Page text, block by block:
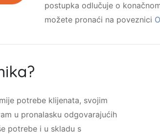
postupka odlučuje o
možete pronaći na poveznici
potrebe klijenata, svojim
u pronalasku odgovarajućih
potrebe i u skladu s